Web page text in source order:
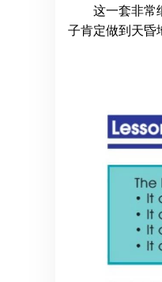
这一套非常
子肯定做到天昏